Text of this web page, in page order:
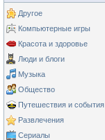
Другое
Компьютерные игры
Красота и здоровье
Люди и блоги
Музыка
Общество
Путешествия и события
Развлечения
Сериалы